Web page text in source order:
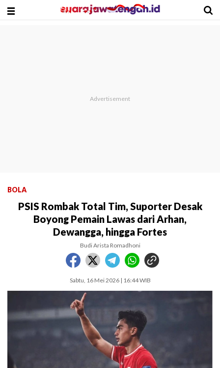
BOLA
PSIS Rombak Total Tim, Suporter Desak
Boyong Pemain Lawas dari Arhan,
Dewangga, hingga Fortes
Budi Arista Romadhoni
Sabtu, 16 Mei 2026 | 16:44 WIB